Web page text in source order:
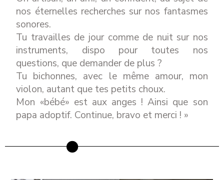
nos éternelles recherches sur nos fantasmes
sonores.
Tu travailles de jour comme de nuit sur nos
instruments, dispo pour toutes nos
questions, que demander de plus ?
Tu bichonnes, avec le même amour, mon
violon, autant que tes petits choux.
Mon «bébé» est aux anges ! Ainsi que son
papa adoptif. Continue, bravo et merci ! »